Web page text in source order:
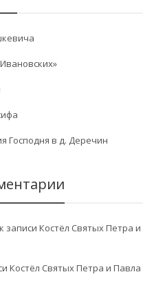
Господня в д. Деречин
к записи Костёл Святых Петра
Костёл Святых Петра и Павла